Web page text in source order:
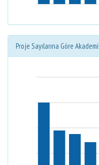
Proje Sayılarına Göre